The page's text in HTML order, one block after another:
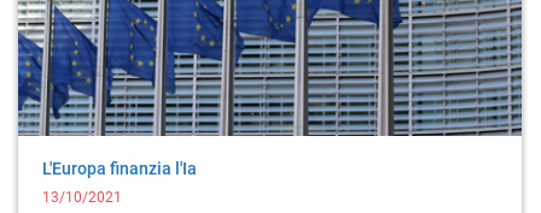
L'Europa finanzia l'Ia
13/10/2021